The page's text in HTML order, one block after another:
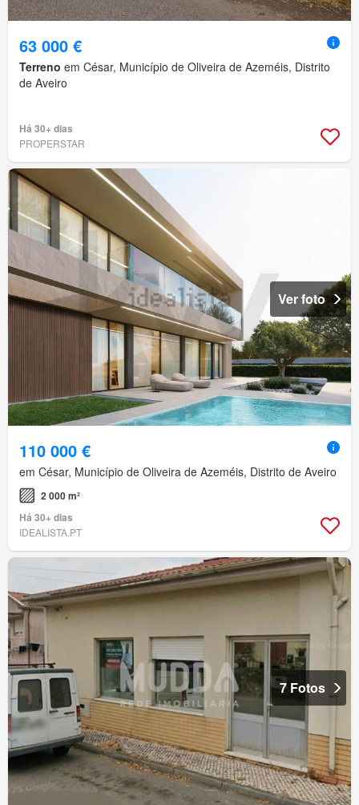
63 000 €
Terreno em César, Município de Oliveira de Azeméis, Distrito
de Aveiro
Há 30+ dias
PROPERSTAR
Ver foto
110 000 €
em César, Município de Oliveira de Azeméis, Distrito de Aveiro
2 000 m²
Há 30+ dias
IDEALISTA.PT
7 Fotos